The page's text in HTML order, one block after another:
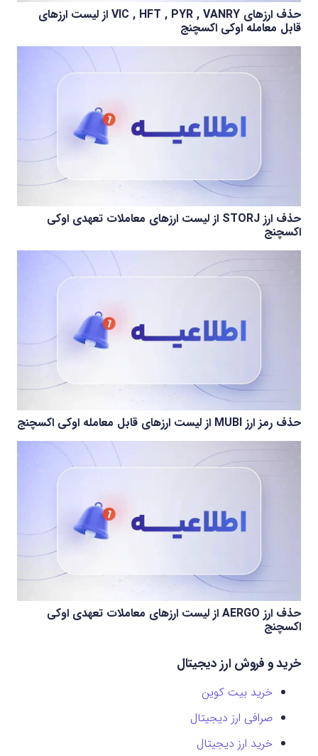
حذف ارزهای VIC , HFT , PYR , VANRY از لیست ارزهای
قابل معامله اوکی اکسچنج
حذف ارز STORJ از لیست ارزهای معاملات تعهدی اوکی
اکسچنج
حذف رمز ارز MUBI از لیست ارزهای قابل معامله اوکی اکسچنج
حذف ارز AERGO از لیست ارزهای معاملات تعهدی اوکی
اکسچنج
خرید و فروش ارز دیجیتال
خرید بیت کوین
صرافی ارز دیجیتال
خرید ارز دیجیتال